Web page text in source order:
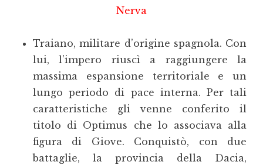
Nerva
Traiano, militare d’origine spagnola. Con
lui, l’impero riuscì a raggiungere la
massima espansione territoriale e un
lungo periodo di pace interna. Per tali
caratteristiche gli venne conferito il
titolo di Optimus che lo associava alla
figura di Giove. Conquistò, con due
battaglie, la provincia della Dacia,